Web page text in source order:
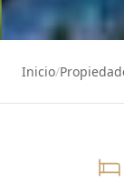
Inicio/